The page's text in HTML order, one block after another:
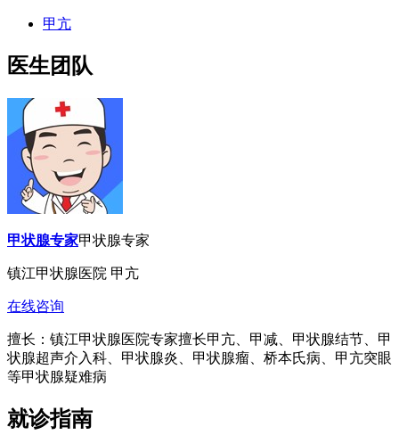
甲亢
医生团队
甲状腺专家甲状腺专家
镇江甲状腺医院 甲亢
在线咨询
擅长：镇江甲状腺医院专家擅长甲亢、甲减、甲状腺结节、甲
状腺超声介入科、甲状腺炎、甲状腺瘤、桥本氏病、甲亢突眼
等甲状腺疑难病
就诊指南